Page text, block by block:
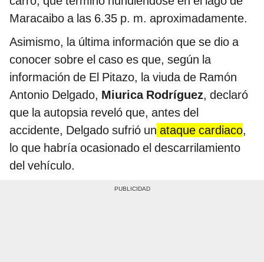
Maracaibo a las 6.35 p. m. aproximadamente.
Asimismo, la última información que se dio a
conocer sobre el caso es que, según la
información de El Pitazo, la viuda de Ramón
Antonio Delgado, Miurica Rodríguez, declaró
que la autopsia reveló que, antes del
accidente, Delgado sufrió un ataque cardiaco,
lo que habría ocasionado el descarrilamiento
del vehículo.